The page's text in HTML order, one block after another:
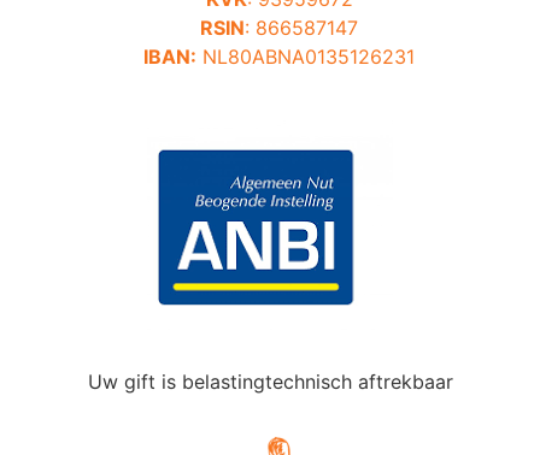
RSIN: 866587147
IBAN: NL80ABNA0135126231
Uw gift is belastingtechnisch aftrekbaar